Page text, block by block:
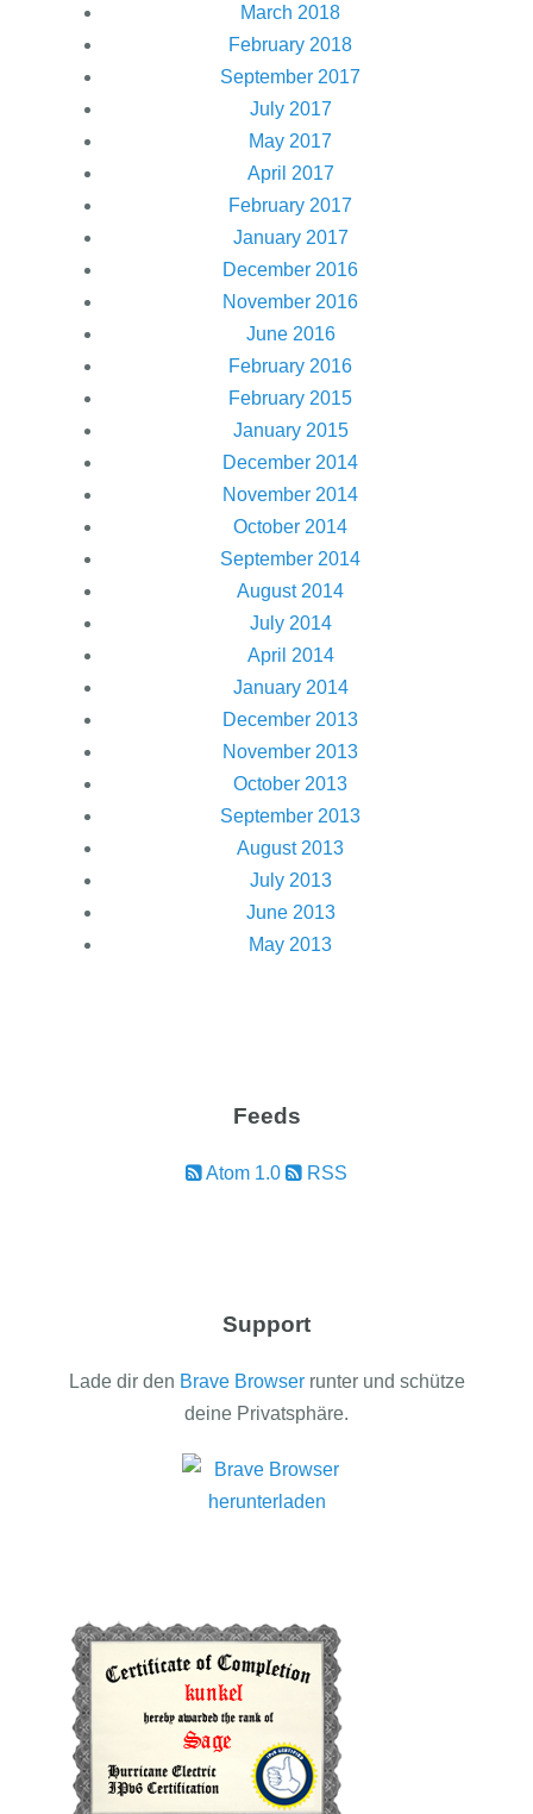
March 2018
February 2018
September 2017
July 2017
May 2017
April 2017
February 2017
January 2017
December 2016
November 2016
June 2016
February 2016
February 2015
January 2015
December 2014
November 2014
October 2014
September 2014
August 2014
July 2014
April 2014
January 2014
December 2013
November 2013
October 2013
September 2013
August 2013
July 2013
June 2013
May 2013
Feeds
Atom 1.0 RSS
Support
Lade dir den Brave Browserrunter und schütze
deine Privatsphäre.